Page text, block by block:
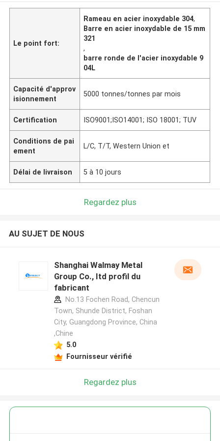
Le point fort:
Rameau en acier inoxydable 304,
Barre en acier inoxydable de 15 mm
321
,
barre ronde de l'acier inoxydable 9
04L
Capacité d'approv
isionnement
5000 tonnes/tonnes par mois
Certification ISO9001;ISO14001; ISO 18001; TUV
Conditions de pai
ement
L/C, T/T, Western Union et
Délai de livraison 5 à 10 jours
Regardez plus
AU SUJET DE NOUS
Shanghai Walmay Metal
Group Co., Itd profil du
fabricant
No.13 Fochen Road, Chencun
Town, Shunde District, Foshan
City, Guangdong Province, China
,Chine
5.0
Fournisseur vérifié
Regardez plus